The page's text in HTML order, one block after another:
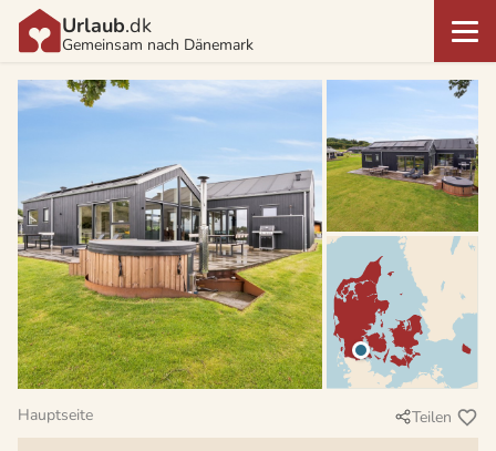
Urlaub.dk
Gemeinsam nach Dänemark
Hauptseite Teilen